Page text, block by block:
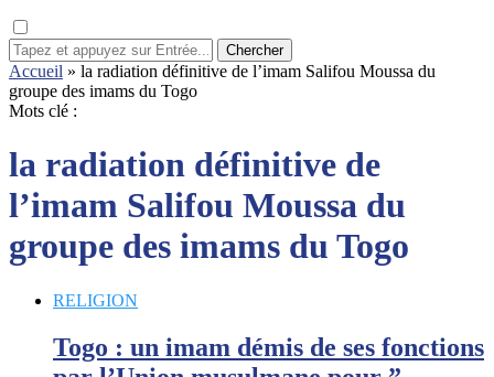
Chercher
Accueil » la radiation définitive de l’imam Salifou Moussa du
groupe des imams du Togo
Mots clé :
la radiation définitive de
l’imam Salifou Moussa du
groupe des imams du Togo
RELIGION
Togo : un imam démis de ses fonctions